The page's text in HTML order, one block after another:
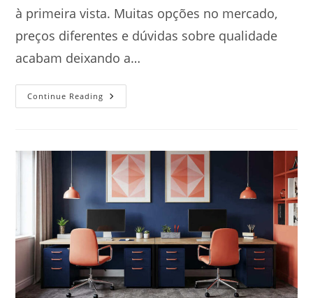
à primeira vista. Muitas opções no mercado,
preços diferentes e dúvidas sobre qualidade
acabam deixando a…
Continue Reading Onde
Fazer
Medida
Com
Bom
Preço